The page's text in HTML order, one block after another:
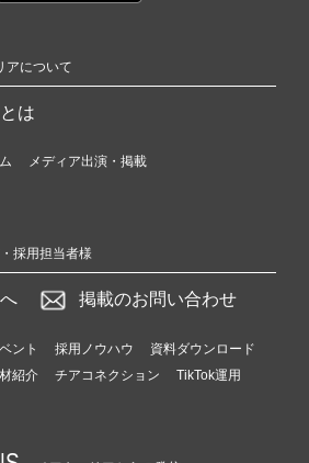
アについて
は
メディア出演・掲載
採用担当者様
掲載のお問い合わせ
ント 採用ノウハウ
資料ダウンロード
紹介 チアコネクション
TikTok運用